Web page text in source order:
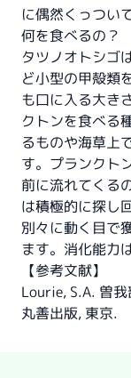
に偶然くっつい
何を食べるの？
タツノオトシゴ
ど小型の甲殻類
も口に入る大き
クトンを食べる
るものや海草上
す。プランクト
前に流れてくる
は積極的に探し
別々に動く目で
ます。消化能力
【参考文献】
Lourie, S.A. 曽
丸善出版, 東京.